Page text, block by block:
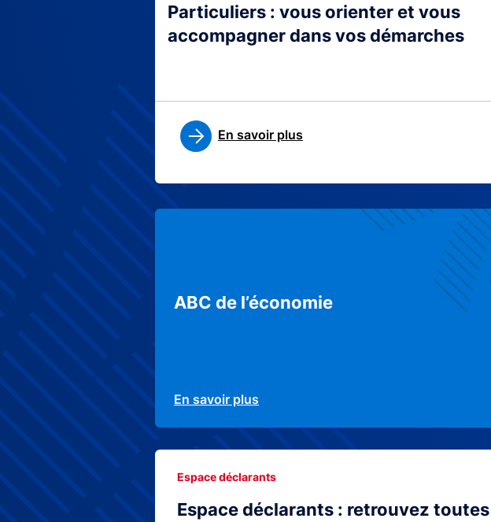
Particuliers : vous orienter et vous
accompagner dans vos démarches
En savoir plus
ABC de l’économie
En savoir plus
Espace déclarants : retrouvez toutes
Espace déclarants